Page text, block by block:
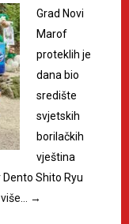
Grad Novi
Marof
proteklih je
dana bio
središte
svjetskih
borilačkih
vještina
Shito Ryu
→